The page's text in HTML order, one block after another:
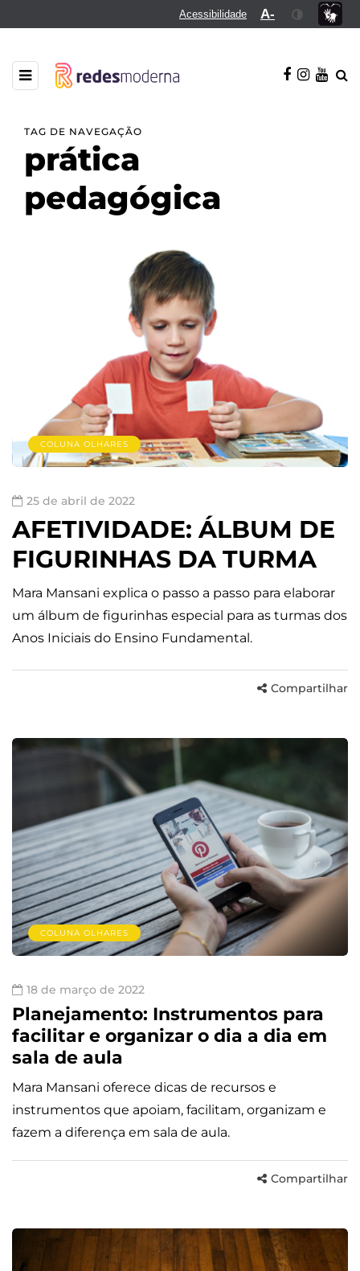
Acessibilidade A-
TAG DE NAVEGAÇÃO
prática
pedagógica
COLUNA OLHARES
25 de abril de 2022
AFETIVIDADE: ÁLBUM DE
FIGURINHAS DA TURMA
Mara Mansani explica o passo a passo para elaborar
um álbum de figurinhas especial para as turmas dos
Anos Iniciais do Ensino Fundamental.
Compartilhar
COLUNA OLHARES
18 de março de 2022
Planejamento: Instrumentos para
facilitar e organizar o dia a dia em
sala de aula
Mara Mansani oferece dicas de recursos e
instrumentos que apoiam, facilitam, organizam e
fazem a diferença em sala de aula.
Compartilhar